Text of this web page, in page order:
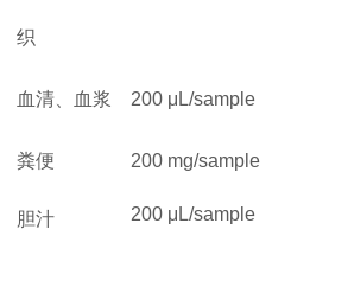
织
血清、血浆 200 μL/sample
粪便 200 mg/sample
胆汁 200 μL/sample